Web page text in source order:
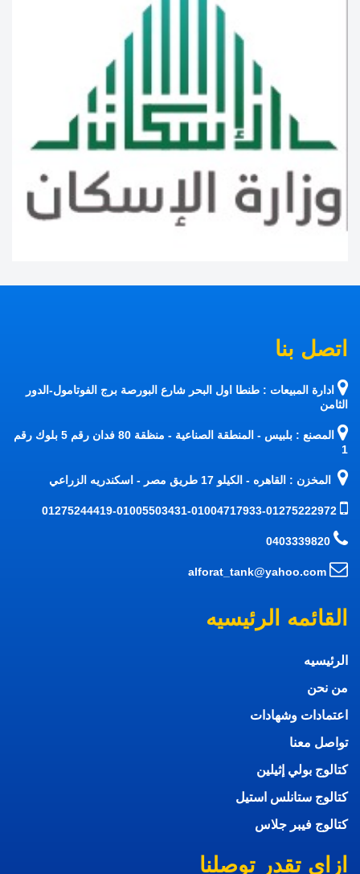
اتصل بنا
ادارة المبيعات : طنطا اول البحر شارع البورصة برج الفوتامول-الدور
الثامن
المصنع : بلبيس - المنطقة الصناعية - منظقة 80 فدان رقم 5 بلوك رقم
1
المخزن : القاهره - الكيلو 17 طريق مصر - اسكندريه الزراعي
01275244419-01005503431-01004717933-01275222972
0403339820
alforat_tank@yahoo.com
القائمه الرئيسيه
الرئيسيه
من نحن
اعتمادات وشهادات
تواصل معنا
كتالوج بولي إثيلين
كتالوج ستانلس استيل
كتالوج فيبر جلاس
ازاي تقدر توصلنا